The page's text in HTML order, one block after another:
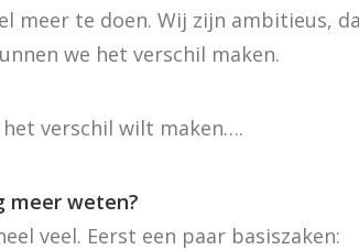
meer te doen. Wij zijn ambitieus,
we het verschil maken.
het verschil wilt maken….
meer weten?
veel. Eerst een paar basiszaken: